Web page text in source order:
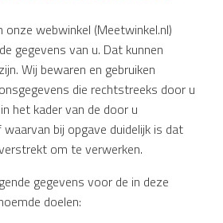
onze webwinkel (Meetwinkel.nl)
gegevens van u. Dat kunnen
Wij bewaren en gebruiken
die rechtstreeks door u
het kader van de door u
bij opgave duidelijk is dat
om te verwerken.
gegevens voor de in deze
doelen: